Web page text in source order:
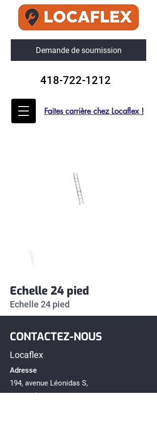
Demande de soumission
418-722-1212
Faites carrière chez Locaflex !
Echelle 24 pied
Echelle 24 pied
CONTACTEZ-NOUS
Locaflex
Adresse
194, avenue Léonidas S,
Rimouski, Québec G5L 2T2